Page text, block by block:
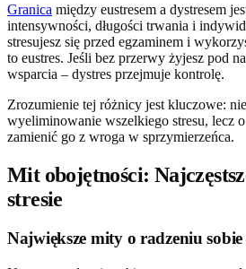
Granica między eustresem a dystresem
intensywności, długości trwania i
stresujesz się przed egzaminem i
to eustres. Jeśli bez przerwy żyjesz pod
wsparcia – dystres przejmuje kontrolę.
Zrozumienie tej różnicy jest kluczowe:
wyeliminowanie wszelkiego stresu, lecz
zamienić go z wroga w sprzymierzeńca.
Mit obojętności:
stresie
Największe mity o radzeniu sobie